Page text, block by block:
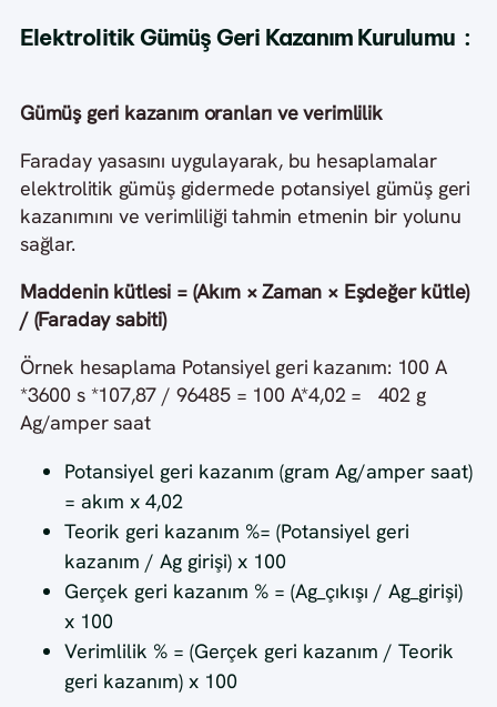
Elektrolitik Gümüş Geri Kazanım Kurulumu :
Gümüş geri kazanım oranları ve verimlilik
Faraday yasasını uygulayarak, bu hesaplamalar
elektrolitik gümüş gidermede potansiyel gümüş geri
kazanımını ve verimliliği tahmin etmenin bir yolunu
sağlar.
Maddenin kütlesi = (Akım × Zaman × Eşdeğer kütle)
/ (Faraday sabiti)
Örnek hesaplama Potansiyel geri kazanım: 100 A
*3600 s *107,87 / 96485 = 100 A*4,02 = 402 g
Ag/amper saat
Potansiyel geri kazanım (gram Ag/amper saat)
= akım x 4,02
Teorik geri kazanım %= (Potansiyel geri
kazanım / Ag girişi) x 100
Gerçek geri kazanım % = (Ag_çıkışı / Ag_girişi)
x 100
Verimlilik % = (Gerçek geri kazanım / Teorik
geri kazanım) x 100